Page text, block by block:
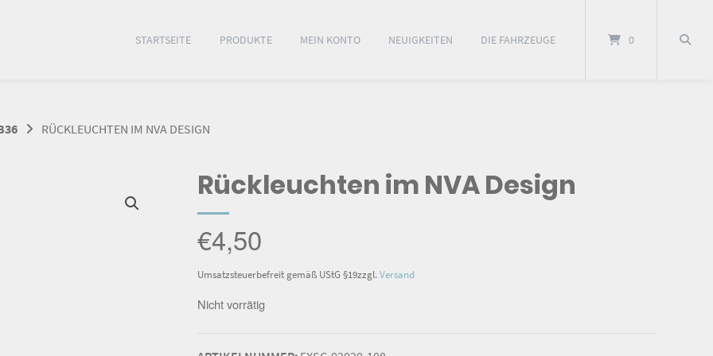
STARTSEITE PRODUKTE MEIN KONTO NEUIGKEITEN DIE FAHRZEUGE 0
RÜCKLEUCHTEN IM NVA DESIGN
Rückleuchten im NVA Design
€4,50
Umsatzsteuerbefreit gemäß UStG §19zzgl.Versand
Nicht vorrätig